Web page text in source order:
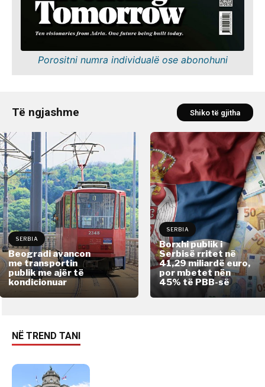
Porositni numra individualë ose abonohuni
Të ngjashme Shiko të gjitha
SERBIA
Beogradi avancon
me transportin
publik me ajër të
kondicionuar
SERBIA
Borxhi publik i
Serbisë rritet në
41,29 miliardë euro,
por mbetet nën
45% të PBB-së
NË TREND TANI